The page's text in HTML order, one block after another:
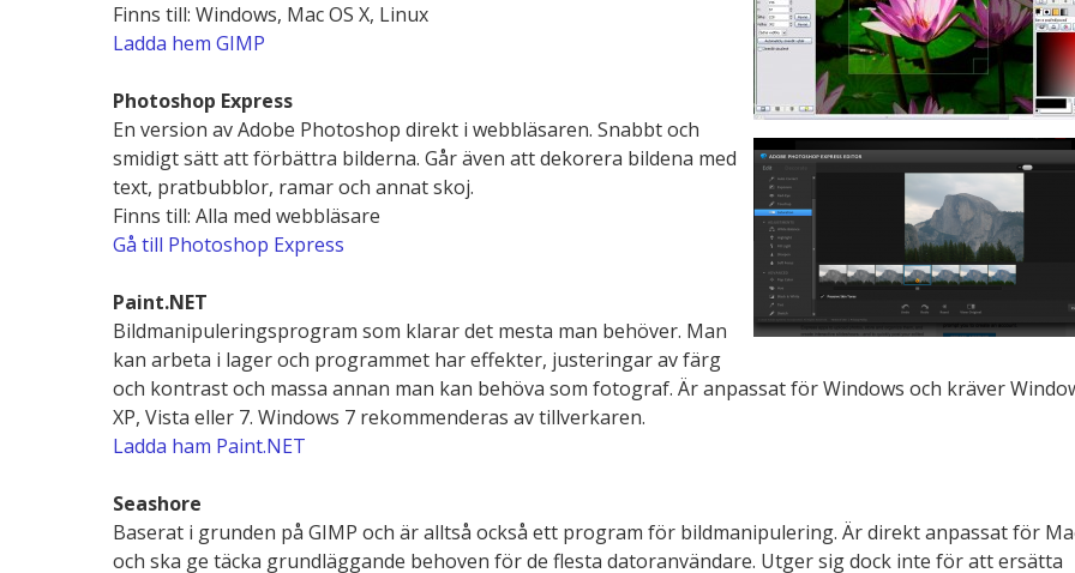
Finns till: Windows, Mac OS X, Linux
Ladda hem GIMP
Photoshop Express
En version av Adobe Photoshop direkt i webbläsaren. Snabbt och
smidigt sätt att förbättra bilderna. Går även att dekorera bildena med
text, pratbubblor, ramar och annat skoj.
Finns till: Alla med webbläsare
Gå till Photoshop Express
Paint.NET
Bildmanipuleringsprogram som klarar det mesta man behöver. Man
kan arbeta i lager och programmet har effekter, justeringar av färg
och kontrast och massa annan man kan behöva som fotograf. Är anpassat för Windows och kräver
XP, Vista eller 7. Windows 7 rekommenderas av tillverkaren.
Ladda ham Paint.NET
Seashore
Baserat i grunden på GIMP och är alltså också ett program för bildmanipulering. Är direkt anpassat för
och ska ge täcka grundläggande behoven för de flesta datoranvändare. Utger sig dock inte för att ersätta